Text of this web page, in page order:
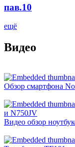
пав.10
ещё
Видео
Обзор смартфона
Видео обзор